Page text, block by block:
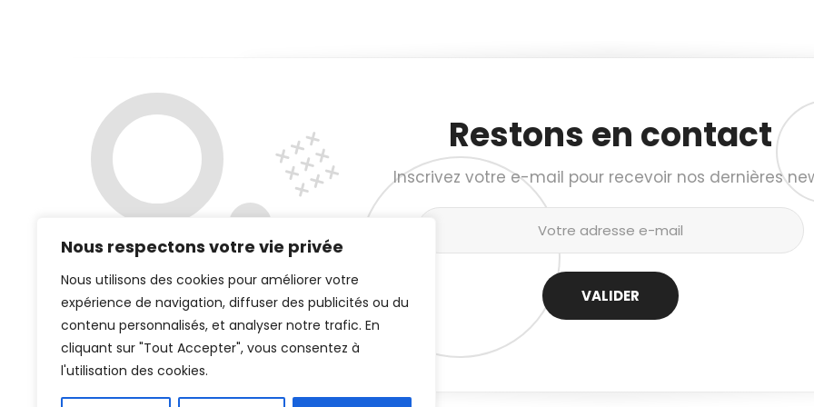
Nous respectons votre vie privée
Nous utilisons des cookies pour améliorer votre
expérience de navigation, diffuser des publicités ou du
contenu personnalisés, et analyser notre trafic. En
cliquant sur "Tout Accepter", vous consentez à
l'utilisation des cookies.
Restons en contact
Inscrivez votre e-mail pour recevoir nos dernières